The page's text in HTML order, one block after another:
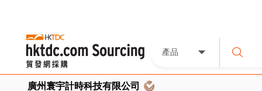
產品
廣州寰宇計時科技有限公司